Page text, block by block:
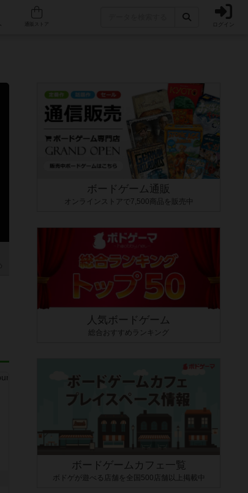
人気ボードゲーム ログイン
ボードゲーム通販
オンラインストアで7,500商品を販売中
人気ボードゲーム
総合おすすめランキング
ボードゲームカフェ一覧
ボドゲが遊べる店舗を全国500店舗以上掲載中